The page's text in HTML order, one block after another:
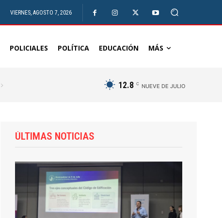
VIERNES, AGOSTO 7, 2026
POLICIALES POLÍTICA EDUCACIÓN MÁS
12.8 C NUEVE DE JULIO
ÚLTIMAS NOTICIAS